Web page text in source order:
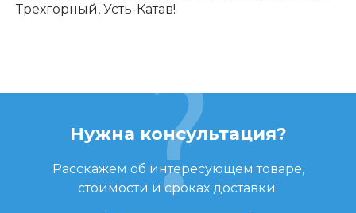
Трехгорный, Усть-Катав!
Нужна консультация?
Расскажем об интересующем товаре,
стоимости и сроках доставки.